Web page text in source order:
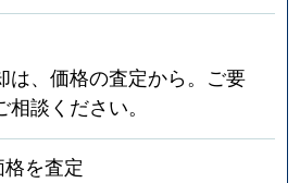
は、価格の査定から。ご要
談ください。
を査定